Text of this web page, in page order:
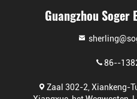
Guangzhou Soger
86--
Zaal 302-2, Xiankeng-